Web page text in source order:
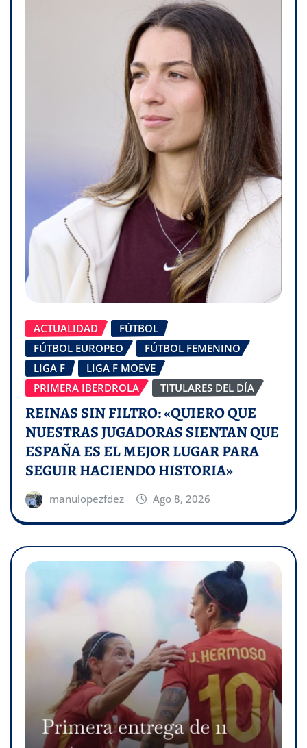
ACTUALIDAD
FÚTBOL
FÚTBOL EUROPEO
FÚTBOL FEMENINO
LIGA F
LIGA F MOEVE
PRIMERA IBERDROLA
TITULARES DEL DÍA
REINAS SIN FILTRO: «QUIERO QUE
NUESTRAS JUGADORAS SIENTAN QUE
ESPAÑA ES EL MEJOR LUGAR PARA
SEGUIR HACIENDO HISTORIA»
manulopezfdez Ago 8, 2026